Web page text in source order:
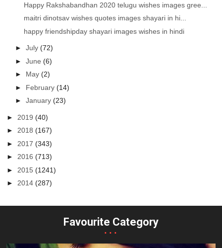
Happy Rakshabandhan 2020 telugu wishes images gree...
maitri dinotsav wishes quotes images shayari in hi...
happy friendshipday shayari images wishes in hindi
►July(72)
►June(6)
► May(2)
► February(14)
►January(23)
► 2019(40)
►2018(167)
► 2017(343)
►2016(713)
► 2015(1241)
►2014(287)
Favourite Category
...